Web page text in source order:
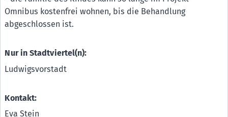
Omnibus kostenfrei wohnen, bis die Behandlung
abgeschlossen ist.
Nur in Stadtviertel(n):
Ludwigsvorstadt
Kontakt:
Eva Stein